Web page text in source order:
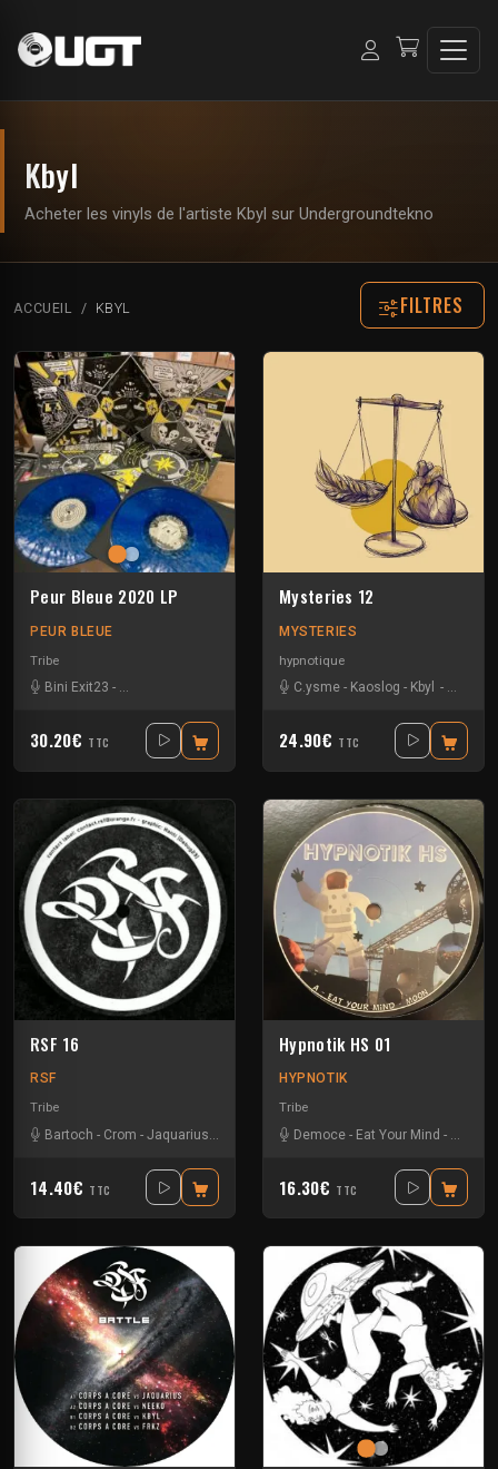
Kbyl
Acheter les vinyls de l'artiste Kbyl sur Undergroundtekno
ACCUEIL KBYL FILTRES
Peur Bleue 2020 LP
PEUR BLEUE
Tribe
Bini Exit23 - Crystal Distortion Exp Exp- Format C: -Insane Teknology
30.20€ TTC
Mysteries 12
MYSTERIES
hypnotique
C.ysme - Kaoslog - Kbyl - Keflat
24.90€ TTC
RSF 16
RSF
Tribe
Bartoch - Crom - Jaquarius Misspic-Tettsuo
14.40€ TTC
Hypnotik HS 01
HYPNOTIK
Tribe
Democe - Eat Your Mind -
16.30€ TTC